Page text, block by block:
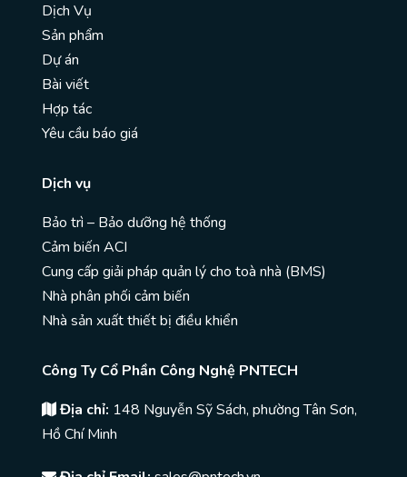
Dịch Vụ
Sản phẩm
Dự án
Bài viết
Hợp tác
Yêu cầu báo giá
Dịch vụ
Bảo trì – Bảo dưỡng hệ thống
Cảm biến ACI
Cung cấp giải pháp quản lý cho toà nhà (BMS)
Nhà phân phối cảm biến
Nhà sản xuất thiết bị điều khiển
Công Ty Cổ Phần Công Nghệ PNTECH
Địa chỉ: 148 Nguyễn Sỹ Sách, phường Tân Sơn,
Hồ Chí Minh